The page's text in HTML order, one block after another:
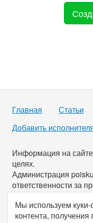
Главная Статьи
Добавить
Информация на
целях.
Администрация
ответственности за
По всем имеющимся
нами черезформу
Мы используем
контента, получения